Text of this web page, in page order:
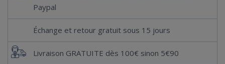
Paypal
Échange et retour gratuit sous 15 jours
Livraison GRATUITE dès 100€ sinon 5€90